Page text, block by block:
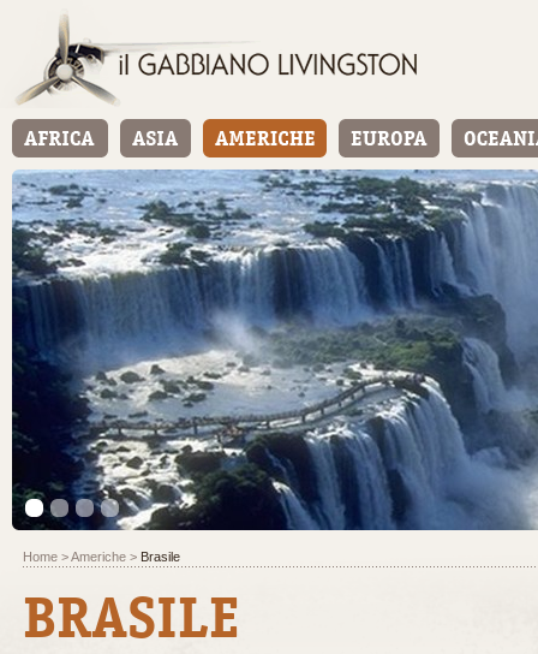
Home > Americhe > Brasile
BRASILE